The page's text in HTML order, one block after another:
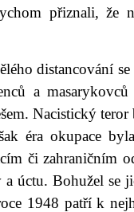
přiznali, že
distancování
a masarykovců
Nacistický
éra okupace
či zahraničním
úctu. Bohužel se
1948 patří k